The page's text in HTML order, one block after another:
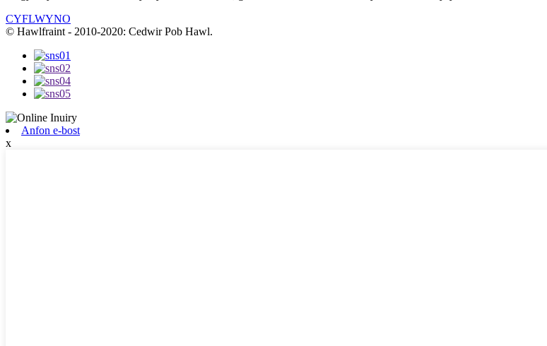
CYFLWYNO
© Hawlfraint - 2010-2020: Cedwir Pob Hawl.
Anfon e-bost
x